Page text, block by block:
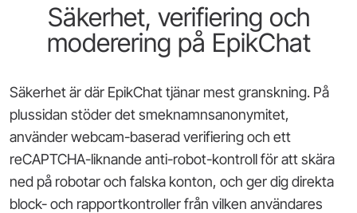
Säkerhet, verifiering och
moderering på EpikChat
Säkerhet är där EpikChat tjänar mest granskning. På
plussidan stöder det smeknamnsanonymitet,
använder webcam-baserad verifiering och ett
reCAPTCHA-liknande anti-robot-kontroll för att skära
ned på robotar och falska konton, och ger dig direkta
block- och rapportkontroller från vilken användares